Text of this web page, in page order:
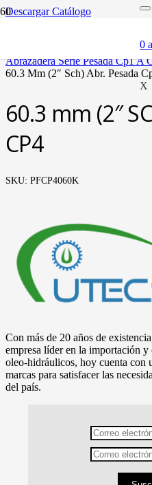
0
X
Descargar Catálogo
abrazaderas (soportes y bandas)
abrazadera serie pesada cp1 a
60.3 mm (2″ sch) abr. pesada
60.3 mm (2″
CP4
SKU: PFCP4060K
Con más de 20 años de
empresa líder en la importación
oleo-hidráulicos, hoy cuenta con
marcas para satisfacer las
del país.